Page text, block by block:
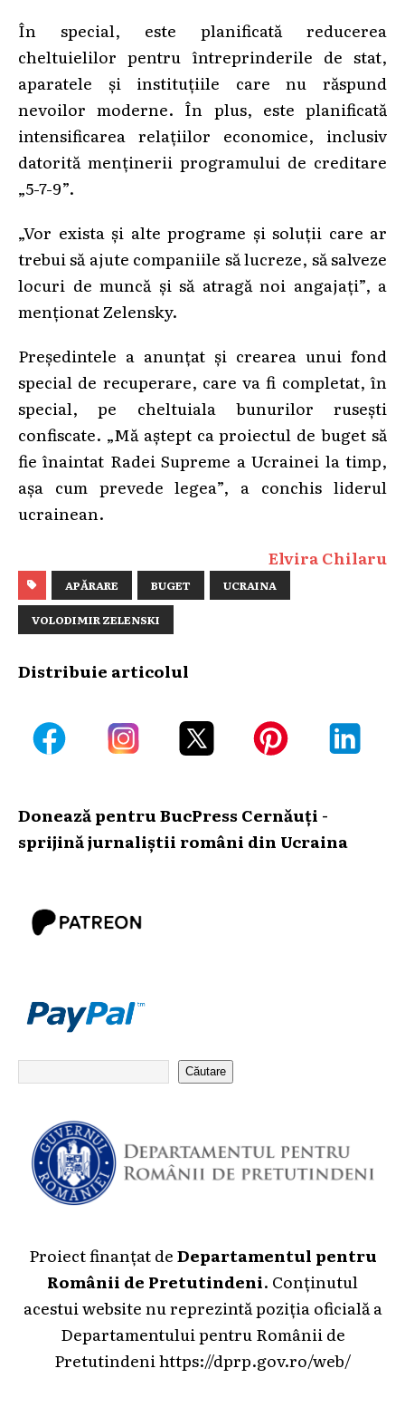
În special, este planificată reducerea
cheltuielilor pentru întreprinderile de stat,
aparatele și instituțiile care nu răspund
nevoilor moderne. În plus, este planificată
intensificarea relațiilor economice, inclusiv
datorită menținerii programului de creditare
„5-7-9”.
„Vor exista și alte programe și soluții care ar
trebui să ajute companiile să lucreze, să salveze
locuri de muncă și să atragă noi angajați”, a
menționat Zelensky.
Președintele a anunțat și crearea unui fond
special de recuperare, care va fi completat, în
special, pe cheltuiala bunurilor rusești
confiscate. „Mă aștept ca proiectul de buget să
fie înaintat Radei Supreme a Ucrainei la timp,
așa cum prevede legea”, a conchis liderul
ucrainean.
Elvira Chilaru
APĂRARE BUGET UCRAINA
VOLODIMIR ZELENSKI
Distribuie articolul
Donează pentru BucPress Cernăuți -
sprijină jurnaliștii români din Ucraina
Căutare
Proiect finanțat deDepartamentul pentru
Românii de Pretutindeni. Conținutul
acestui website nu reprezintă poziția oficială a
Departamentului pentru Românii de
Pretutindeni https://dprp.gov.ro/web/